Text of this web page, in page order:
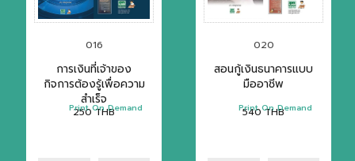
016
การเงินที่เจ้าของ
กิจการต้องรู้เพื่อความ
สำเร็จ
250 THB
Print On Demand
020
สอนกู้เงินธนาคารแบบ
มืออาชีพ
540 THB
Print On Demand